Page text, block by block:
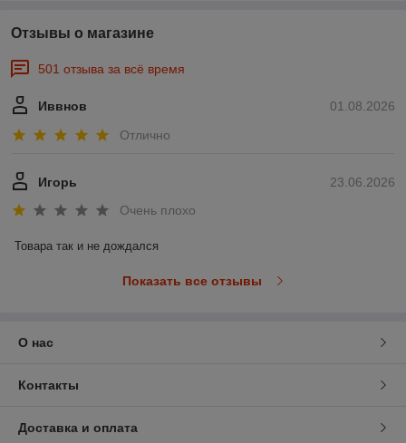
Отзывы о магазине
501 отзыва за всё время
01.08.2026
Иввнов
Отлично
23.06.2026
Игорь
Очень плохо
Товара так и не дождался
Показать все отзывы
О нас
Контакты
Доставка и оплата